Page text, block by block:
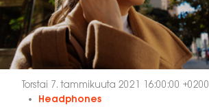
Torstai 7. tammikuuta 2021 16:00:00 +0200
Headphones